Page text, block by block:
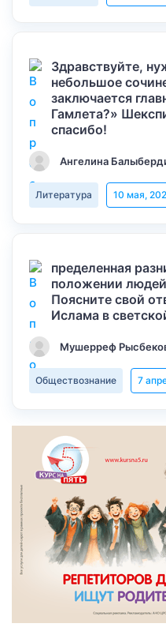
Здравствуйте,
небольшое
заключается
Гамлета?»
спасибо!
Ангелина
Литература 10 мая,
пределенная
положении
Поясните свой
Ислама в
Мушерреф
Обществознание 7